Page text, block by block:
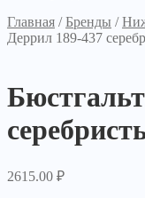
Главная /Бренды /
Деррил 189-437
2615.00 ₽